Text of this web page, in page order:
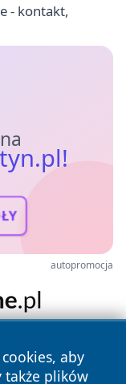
- kontakt,
autopromocja
aby
także plików